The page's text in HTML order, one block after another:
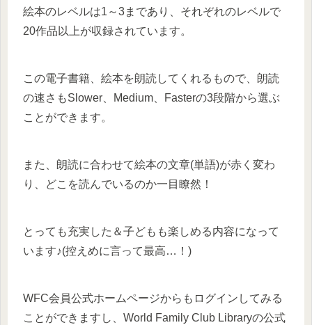
絵本のレベルは1～3まであり、それぞれのレベルで
20作品以上が収録されています。
この電子書籍、絵本を朗読してくれるもので、朗読
の速さもSlower、Medium、Fasterの3段階から選ぶ
ことができます。
また、朗読に合わせて絵本の文章(単語)が赤く変わ
り、どこを読んでいるのか一目瞭然！
とっても充実した＆子どもも楽しめる内容になって
います♪(控えめに言って最高…！)
WFC会員公式ホームページからもログインしてみる
ことができますし、World Family Club Libraryの公式